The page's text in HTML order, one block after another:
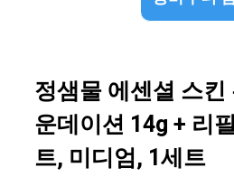
정샘물 에센셜 스
운데이션 14g + 리
트, 미디엄, 1세트